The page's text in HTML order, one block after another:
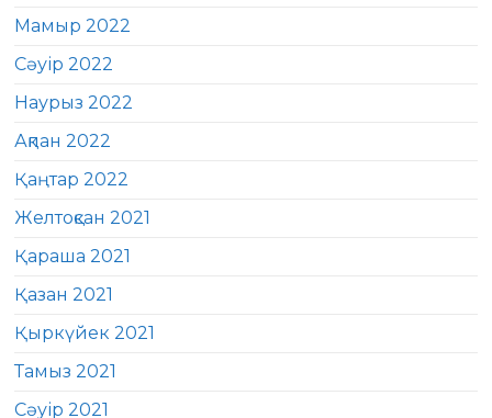
Мамыр 2022
Сәуір 2022
Наурыз 2022
Ақпан 2022
Қаңтар 2022
Желтоқсан 2021
Қараша 2021
Қазан 2021
Қыркүйек 2021
Тамыз 2021
Сәуір 2021